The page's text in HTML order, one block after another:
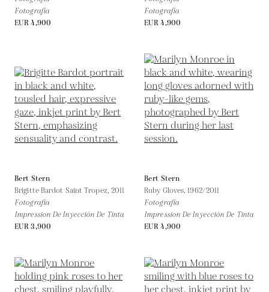
Fotografía
EUR 4,900
Fotografía
EUR 4,900
Bert Stern
Brigitte Bardot Saint Tropez,2011
Fotografía
Impression De Inyección De Tinta
EUR 3,900
Bert Stern
Ruby Gloves,1962/2011
Fotografía
Impression De Inyección De Tinta
EUR 4,900